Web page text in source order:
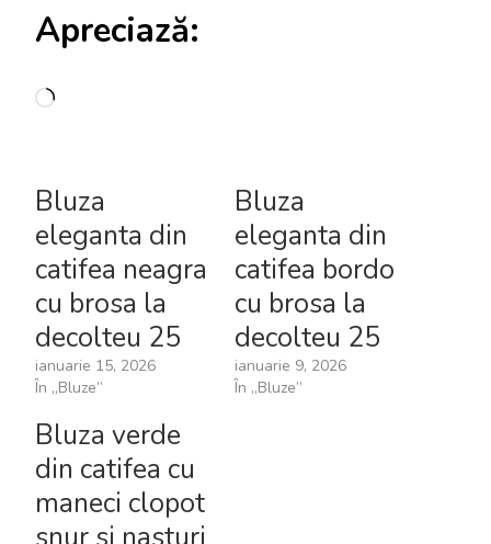
Apreciază:
Încarc...
Bluza
eleganta din
catifea neagra
cu brosa la
decolteu 25
ianuarie 15, 2026
În „Bluze”
Bluza
eleganta din
catifea bordo
cu brosa la
decolteu 25
ianuarie 9, 2026
În „Bluze”
Bluza verde
din catifea cu
maneci clopot